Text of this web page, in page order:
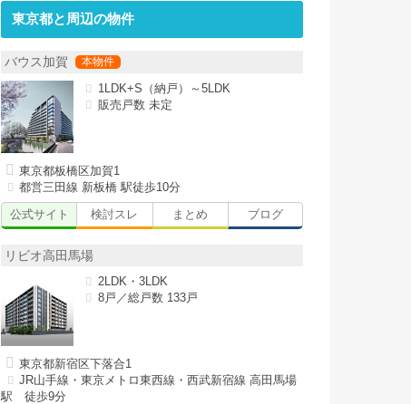
東京都と周辺の物件
バウス加賀
1LDK+S（納戸）～5LDK
販売戸数 未定
東京都板橋区加賀1
都営三田線 新板橋 駅徒歩10分
公式サイト
検討スレ まとめ ブログ
リビオ高田馬場
2LDK・3LDK
8戸／総戸数 133戸
東京都新宿区下落合1
JR山手線・東京メトロ東西線・西武新宿線 高田馬場
駅 徒歩9分